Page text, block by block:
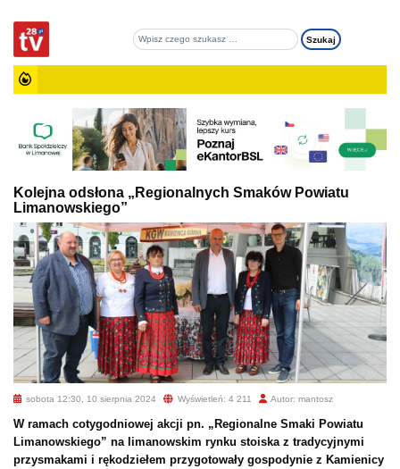
Kolejna odsłona „Regionalnych Smaków Powiatu
Limanowskiego”
sobota 12:30, 10 sierpnia 2024 Wyświetleń: 4 211 Autor: mantosz
W ramach cotygodniowej akcji pn. „Regionalne Smaki Powiatu
Limanowskiego” na limanowskim rynku stoiska z tradycyjnymi
przysmakami i rękodziełem przygotowały gospodynie z Kamienicy